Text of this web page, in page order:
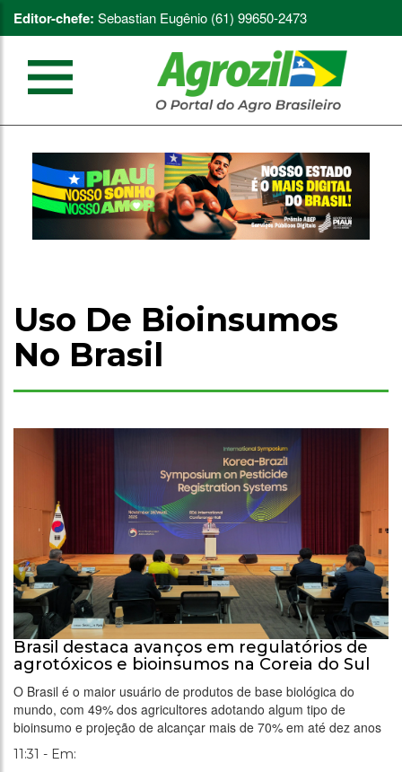
Editor-chefe: Sebastian Eugênio (61) 99650-2473
Uso De Bioinsumos
No Brasil
Brasil destaca avanços em regulatórios de
agrotóxicos e bioinsumos na Coreia do Sul
O Brasil é o maior usuário de produtos de base biológica do
mundo, com 49% dos agricultores adotando algum tipo de
bioinsumo e projeção de alcançar mais de 70% em até dez anos
11:31 - Em: